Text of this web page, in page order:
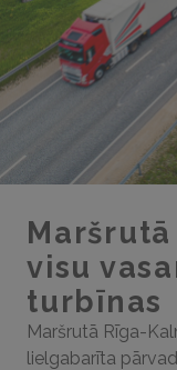
visu
turbīnas
Maršrutā Rīga-
lielgabarīta